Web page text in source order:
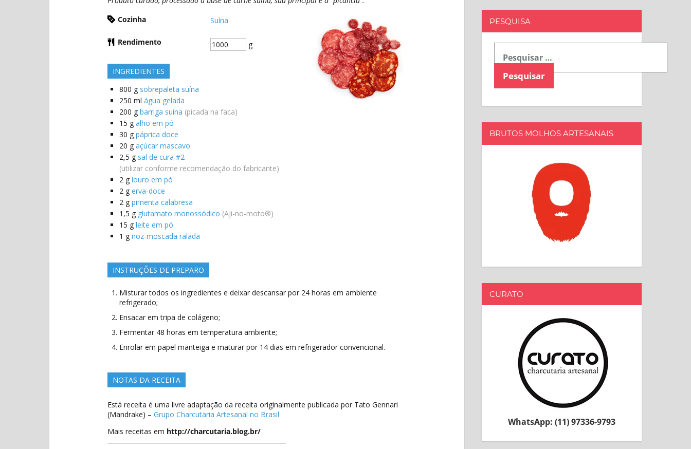
Cozinha
Suína
Rendimento g
INGREDIENTES
800 g sobrepaleta suína
250 ml água gelada
200 g barriga suína (picada na faca)
15 g alho em pó
30 g páprica doce
20 g açúcar mascavo
2,5 g sal de cura #2
(utilizar conforme recomendação do fabricante)
2 g louro em pó
2 g erva-doce
2 g pimenta calabresa
1,5 g glutamato monossódico (Aji-no-moto®)
15 g leite em pó
1 g noz-moscada ralada
INSTRUÇÕES DE PREPARO
Misturar todos os ingredientes e deixar descansar por 24 horas em ambiente
refrigerado;
Ensacar em tripa de colágeno;
Fermentar 48 horas em temperatura ambiente;
Enrolar em papel manteiga e maturar por 14 dias em refrigerador convencional.
NOTAS DA RECEITA
Está receita é uma livre adaptação da receita originalmente publicada por Tato Gennari
(Mandrake) –Grupo Charcutaria Artesanal no Brasil
Mais receitas em http://charcutaria.blog.br/
PESQUISA
por:
BRUTOS MOLHOS ARTESANAIS
CURATO
WhatsApp: (11) 97336-9793